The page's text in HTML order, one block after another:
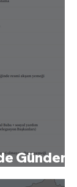
Gündem